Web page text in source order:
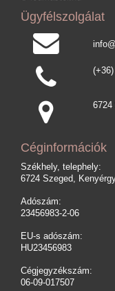
Ügyfélszolgálat
6724
Céginformációk
Székhely, telephely:
6724 Szeged,
Adószám:
23456983-2-06
EU-s adószám:
HU23456983
Cégjegyzékszám:
06-09-017507